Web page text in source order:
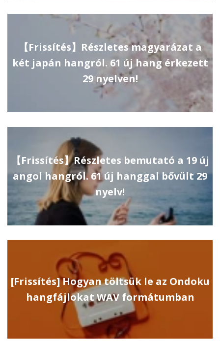
【Frissítés】Részletes magyarázat a
két japán hangról. 61 új hang érkezett
29 nyelven!
【Frissítés】Részletes bemutató a 19 új
angol hangról. 61 új hanggal bővült 29
nyelv!
[Frissítés] Hogyan töltsük le az Ondoku
hangfájlokat WAV formátumban